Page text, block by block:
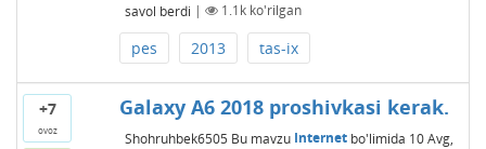
savol berdi | 1.1kko'rilgan
pes 2013 tas-ix
+7
ovoz
Galaxy A6 2018 proshivkasi kerak.
Shohruhbek6505 Bu mavzu Internetbo'limida 10 Avg,